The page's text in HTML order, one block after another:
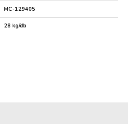
MC-129405
28 kg/db